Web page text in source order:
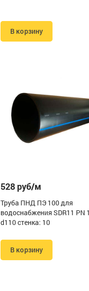
В корзину
528 руб/м
Труба ПНД ПЭ 100 для
водоснабжения SDR11 PN
d110 стенка: 10
В корзину